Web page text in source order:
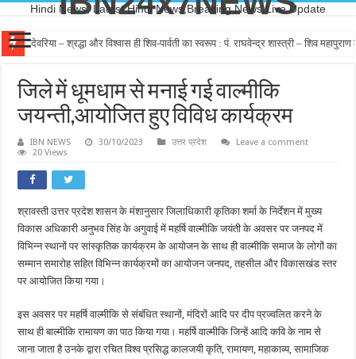
Hindi News, Latest Hindi News,Breaking News,Live Update
देवरिया – श्रद्धा और विश्वास ही शिव-पार्वती का स्वरूप : पं. राघवेन्द्र शास्त्री – शिव
जिले में धूमधाम से मनाई गई वाल्मीकि
जयन्ती,आयोजित हुए विविध कार्यक्रम
IBN NEWS 30/10/2023 उत्तर प्रदेश
Leave a comment
20 Views
श्रावस्ती उत्तर प्रदेश शासन के मंशानुसार जिलाधिकारी कृतिका शर्मा के निर्देशन में मुख्य
विकास अधिकारी अनुभव सिंह के अगुवाई में महर्षि वाल्मीकि जयंती के अवसर पर जनपद में
विभिन्न स्थानों पर सांस्कृतिक कार्यक्रम के आयोजन के साथ ही वाल्मीकि समाज के लोगों का
सम्मान समारोह सहित विभिन्न कार्यक्रमों का आयोजन जनपद, तहसील और विकासखंड स्तर
पर आयोजित किया गया।
इस अवसर पर महर्षि वाल्मीकि से संबंधित स्थानों, मंदिरों आदि पर दीप प्रज्वलित करने के
साथ ही बाल्मीकि रामायण का पाठ किया गया। महर्षि वाल्मीकि जिन्हें आदि कवि के नाम से
जाना जाता है उनके द्वारा रचित विश्व प्रसिद्ध कालजयी कृति, रामायण, महाकाव्य, सामाजिक